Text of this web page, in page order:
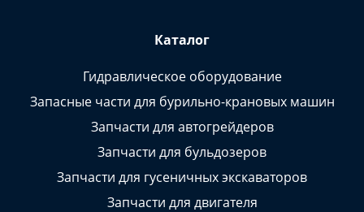
Каталог
Гидравлическое оборудование
Запасные части для бурильно-крановых машин
Запчасти для автогрейдеров
Запчасти для бульдозеров
Запчасти для гусеничных экскаваторов
Запчасти для двигателя